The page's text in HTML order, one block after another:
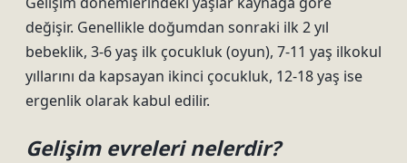
değişir. Genellikle doğumdan sonraki ilk 2 yıl
bebeklik, 3-6 yaş ilk çocukluk (oyun), 7-11 yaş ilkokul
yıllarını da kapsayan ikinci çocukluk, 12-18 yaş ise
ergenlik olarak kabul edilir.
Gelişim evreleri nelerdir?